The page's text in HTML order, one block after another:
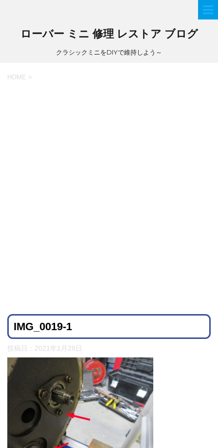
ローバー ミニ 修理 レストア ブログ
クラシックミニをDIYで維持しよう～
HOME >
IMG_0019-1
投稿日： 2021年1月28日